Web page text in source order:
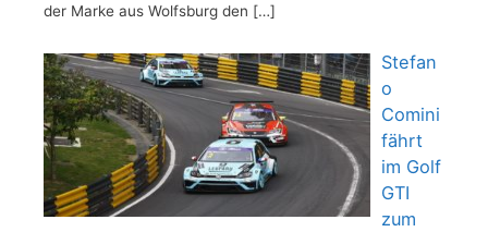
der Marke aus Wolfsburg den […]
Stefan
o
Comini
fährt
im Golf
GTI
zum